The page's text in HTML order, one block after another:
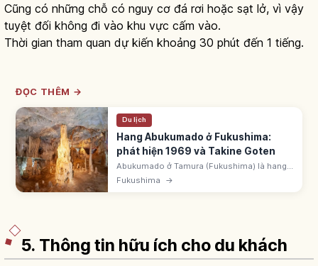
Cũng có những chỗ có nguy cơ đá rơi hoặc sạt lở, vì vậy
tuyệt đối không đi vào khu vực cấm vào.
Thời gian tham quan dự kiến khoảng 30 phút đến 1 tiếng.
ĐỌC THÊM →
Du lịch
Hang Abukumado ở Fukushima:
phát hiện 1969 và Takine Goten
Abukumado ở Tamura (Fukushima) là hang
thạch nhũ tổng dài 4.218m, mở cửa 600m.
Fukushima →
5. Thông tin hữu ích cho du khách